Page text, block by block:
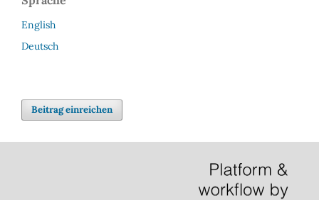
English
Deutsch
Beitrag einreichen